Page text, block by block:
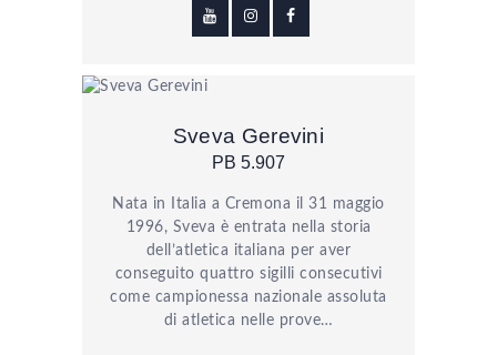
Sveva Gerevini
PB 5.907
Nata in Italia a Cremona il 31 maggio
1996, Sveva è entrata nella storia
dell’atletica italiana per aver
conseguito quattro sigilli consecutivi
come campionessa nazionale assoluta
di atletica nelle prove…